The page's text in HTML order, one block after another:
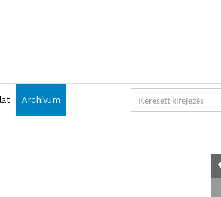
Archívum